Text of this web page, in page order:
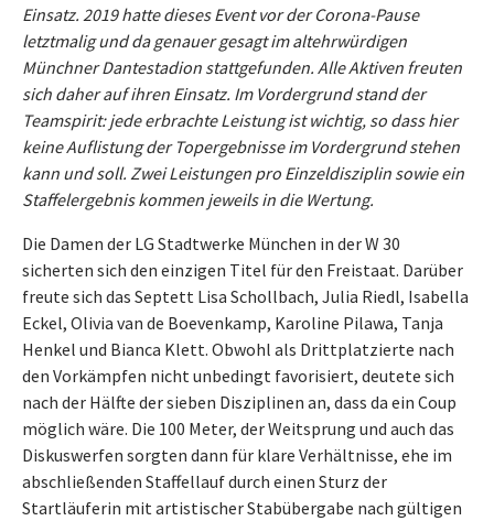
Einsatz. 2019 hatte dieses Event vor der Corona-Pause
letztmalig und da genauer gesagt im altehrwürdigen
Münchner Dantestadion stattgefunden. Alle Aktiven freuten
sich daher auf ihren Einsatz. Im Vordergrund stand der
Teamspirit: jede erbrachte Leistung ist wichtig, so dass hier
keine Auflistung der Topergebnisse im Vordergrund stehen
kann und soll. Zwei Leistungen pro Einzeldisziplin sowie ein
Staffelergebnis kommen jeweils in die Wertung.
Die Damen der LG Stadtwerke München in der W 30
sicherten sich den einzigen Titel für den Freistaat. Darüber
freute sich das Septett Lisa Schollbach, Julia Riedl, Isabella
Eckel, Olivia van de Boevenkamp, Karoline Pilawa, Tanja
Henkel und Bianca Klett. Obwohl als Drittplatzierte nach
den Vorkämpfen nicht unbedingt favorisiert, deutete sich
nach der Hälfte der sieben Disziplinen an, dass da ein Coup
möglich wäre. Die 100 Meter, der Weitsprung und auch das
Diskuswerfen sorgten dann für klare Verhältnisse, ehe im
abschließenden Staffellauf durch einen Sturz der
Startläuferin mit artistischer Stabübergabe nach gültigen